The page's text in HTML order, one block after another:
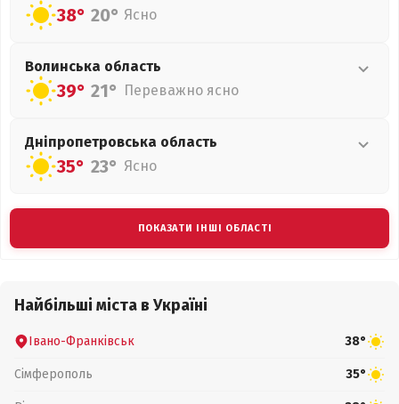
38° 20° Ясно
Волинська область
39° 21° Переважно ясно
Дніпропетровська область
35° 23° Ясно
ПОКАЗАТИ ІНШІ ОБЛАСТІ
Найбільші міста в Україні
Івано-Франківськ 38°
Сімферополь 35°